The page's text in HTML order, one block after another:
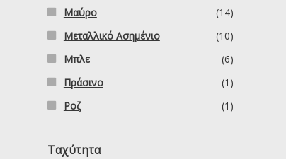
Μαύρο
(14)
Μεταλλικό Ασημένιο
(10)
Μπλε
(6)
Πράσινο
(1)
Ροζ
(1)
Ταχύτητα